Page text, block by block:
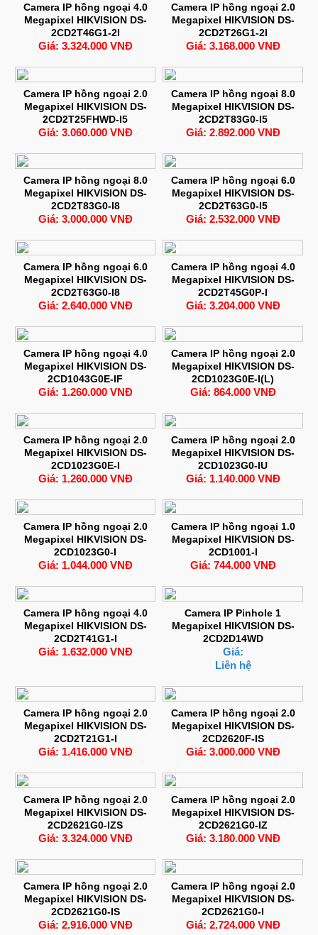
Camera IP hồng ngoại 4.0
Megapixel HIKVISION DS-
2CD2T46G1-2I
Giá: 3.324.000 VNĐ
Camera IP hồng ngoại 2.0
Megapixel HIKVISION DS-
2CD2T26G1-2I
Giá: 3.168.000 VNĐ
Camera IP hồng ngoại 2.0
Megapixel HIKVISION DS-
2CD2T25FHWD-I5
Giá: 3.060.000 VNĐ
Camera IP hồng ngoại 8.0
Megapixel HIKVISION DS-
2CD2T83G0-I5
Giá: 2.892.000 VNĐ
Camera IP hồng ngoại 8.0
Megapixel HIKVISION DS-
2CD2T83G0-I8
Giá: 3.000.000 VNĐ
Camera IP hồng ngoại 6.0
Megapixel HIKVISION DS-
2CD2T63G0-I5
Giá: 2.532.000 VNĐ
Camera IP hồng ngoại 6.0
Megapixel HIKVISION DS-
2CD2T63G0-I8
Giá: 2.640.000 VNĐ
Camera IP hồng ngoại 4.0
Megapixel HIKVISION DS-
2CD2T45G0P-I
Giá: 3.204.000 VNĐ
Camera IP hồng ngoại 4.0
Megapixel HIKVISION DS-
2CD1043G0E-IF
Giá: 1.260.000 VNĐ
Camera IP hồng ngoại 2.0
Megapixel HIKVISION DS-
2CD1023G0E-I(L)
Giá: 864.000 VNĐ
Camera IP hồng ngoại 2.0
Megapixel HIKVISION DS-
2CD1023G0E-I
Giá: 1.260.000 VNĐ
Camera IP hồng ngoại 2.0
Megapixel HIKVISION DS-
2CD1023G0-IU
Giá: 1.140.000 VNĐ
Camera IP hồng ngoại 2.0
Megapixel HIKVISION DS-
2CD1023G0-I
Giá: 1.044.000 VNĐ
Camera IP hồng ngoại 1.0
Megapixel HIKVISION DS-
2CD1001-I
Giá: 744.000 VNĐ
Camera IP hồng ngoại 4.0
Megapixel HIKVISION DS-
2CD2T41G1-I
Giá: 1.632.000 VNĐ
Camera IP Pinhole 1
Megapixel HIKVISION DS-
2CD2D14WD
Giá:
Liên hệ
Camera IP hồng ngoại 2.0
Megapixel HIKVISION DS-
2CD2T21G1-I
Giá: 1.416.000 VNĐ
Camera IP hồng ngoại 2.0
Megapixel HIKVISION DS-
2CD2620F-IS
Giá: 3.000.000 VNĐ
Camera IP hồng ngoại 2.0
Megapixel HIKVISION DS-
2CD2621G0-IZS
Giá: 3.324.000 VNĐ
Camera IP hồng ngoại 2.0
Megapixel HIKVISION DS-
2CD2621G0-IZ
Giá: 3.180.000 VNĐ
Camera IP hồng ngoại 2.0
Megapixel HIKVISION DS-
2CD2621G0-IS
Giá: 2.916.000 VNĐ
Camera IP hồng ngoại 2.0
Megapixel HIKVISION DS-
2CD2621G0-I
Giá: 2.724.000 VNĐ